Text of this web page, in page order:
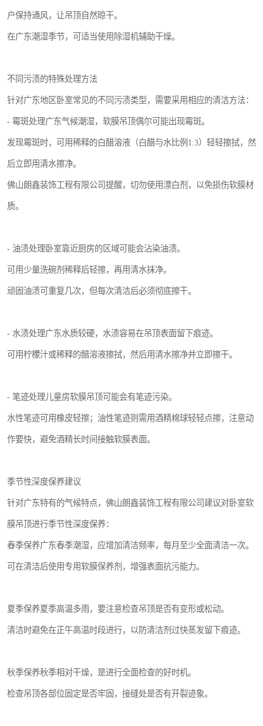
户保持通风，让吊顶自然晾干。
在广东潮湿季节，可适当使用除湿机辅助干燥。
不同污渍的特殊处理方法
针对广东地区卧室常见的不同污渍类型，需要采用相应的清洁方法：
- 霉斑处理广东气候潮湿，软膜吊顶偶尔可能出现霉斑。
发现霉斑时，可用稀释的白醋溶液（白醋与水比例1:3）轻轻擦拭，然
后立即用清水擦净。
佛山朗鑫装饰工程有限公司提醒，切勿使用漂白剂，以免损伤软膜材
质。
- 油渍处理卧室靠近厨房的区域可能会沾染油渍。
可用少量洗碗剂稀释后轻擦，再用清水抹净。
顽固油渍可重复几次，但每次清洁后必须彻底擦干。
- 水渍处理广东水质较硬，水渍容易在吊顶表面留下痕迹。
可用柠檬汁或稀释的醋溶液擦拭，然后用清水擦净并立即擦干。
- 笔迹处理儿童房软膜吊顶可能会有笔迹污染。
水性笔迹可用橡皮轻擦；油性笔迹则需用酒精棉球轻轻点擦，注意动
作要快，避免酒精长时间接触软膜表面。
季节性深度保养建议
针对广东特有的气候特点，佛山朗鑫装饰工程有限公司建议对卧室软
膜吊顶进行季节性深度保养：
春季保养广东春季潮湿，应增加清洁频率，每月至少全面清洁一次。
可在清洁后使用专用软膜保养剂，增强表面抗污能力。
夏季保养夏季高温多雨，要注意检查吊顶是否有变形或松动。
清洁时避免在正午高温时段进行，以防清洁剂过快蒸发留下痕迹。
秋季保养秋季相对干燥，是进行全面检查的好时机。
检查吊顶各部位固定是否牢固，接缝处是否有开裂迹象。